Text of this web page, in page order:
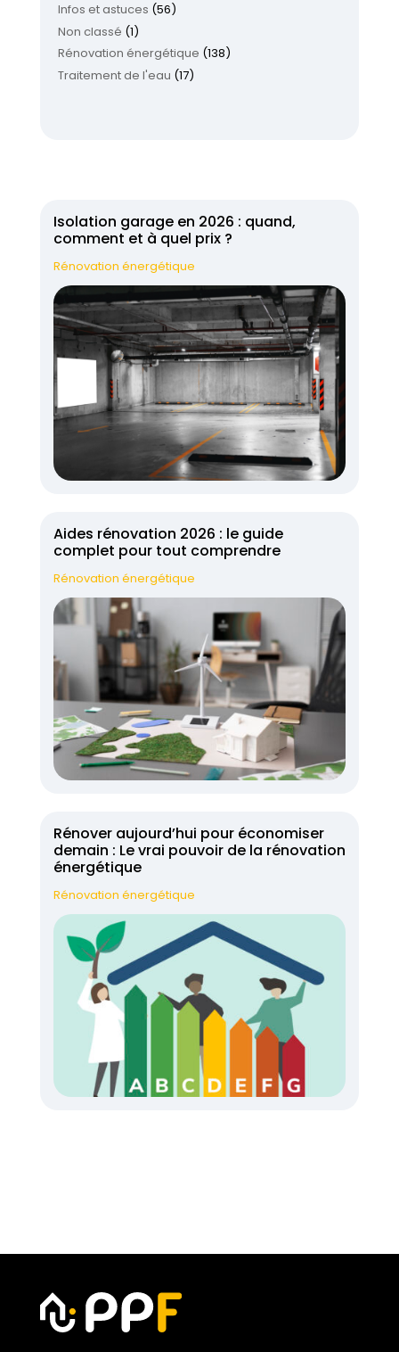
Infos et astuces (56)
Non classé (1)
Rénovation énergétique (138)
Traitement de l'eau (17)
Isolation garage en 2026 : quand,
comment et à quel prix ?
Rénovation énergétique
Aides rénovation 2026 : le guide
complet pour tout comprendre
Rénovation énergétique
Rénover aujourd’hui pour économiser
demain : Le vrai pouvoir de la rénovation
énergétique
Rénovation énergétique